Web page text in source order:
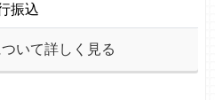
振込
いて詳しく見る